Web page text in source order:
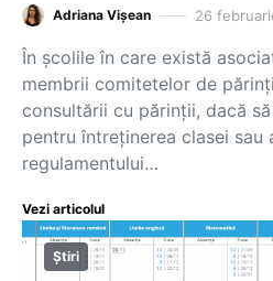
Adriana Vișean 26
În școlile în care există
membrii comitetelor de
consultării cu părinții, dacă
pentru întreținerea clasei
regulamentului…
Vezi articolul
Știri